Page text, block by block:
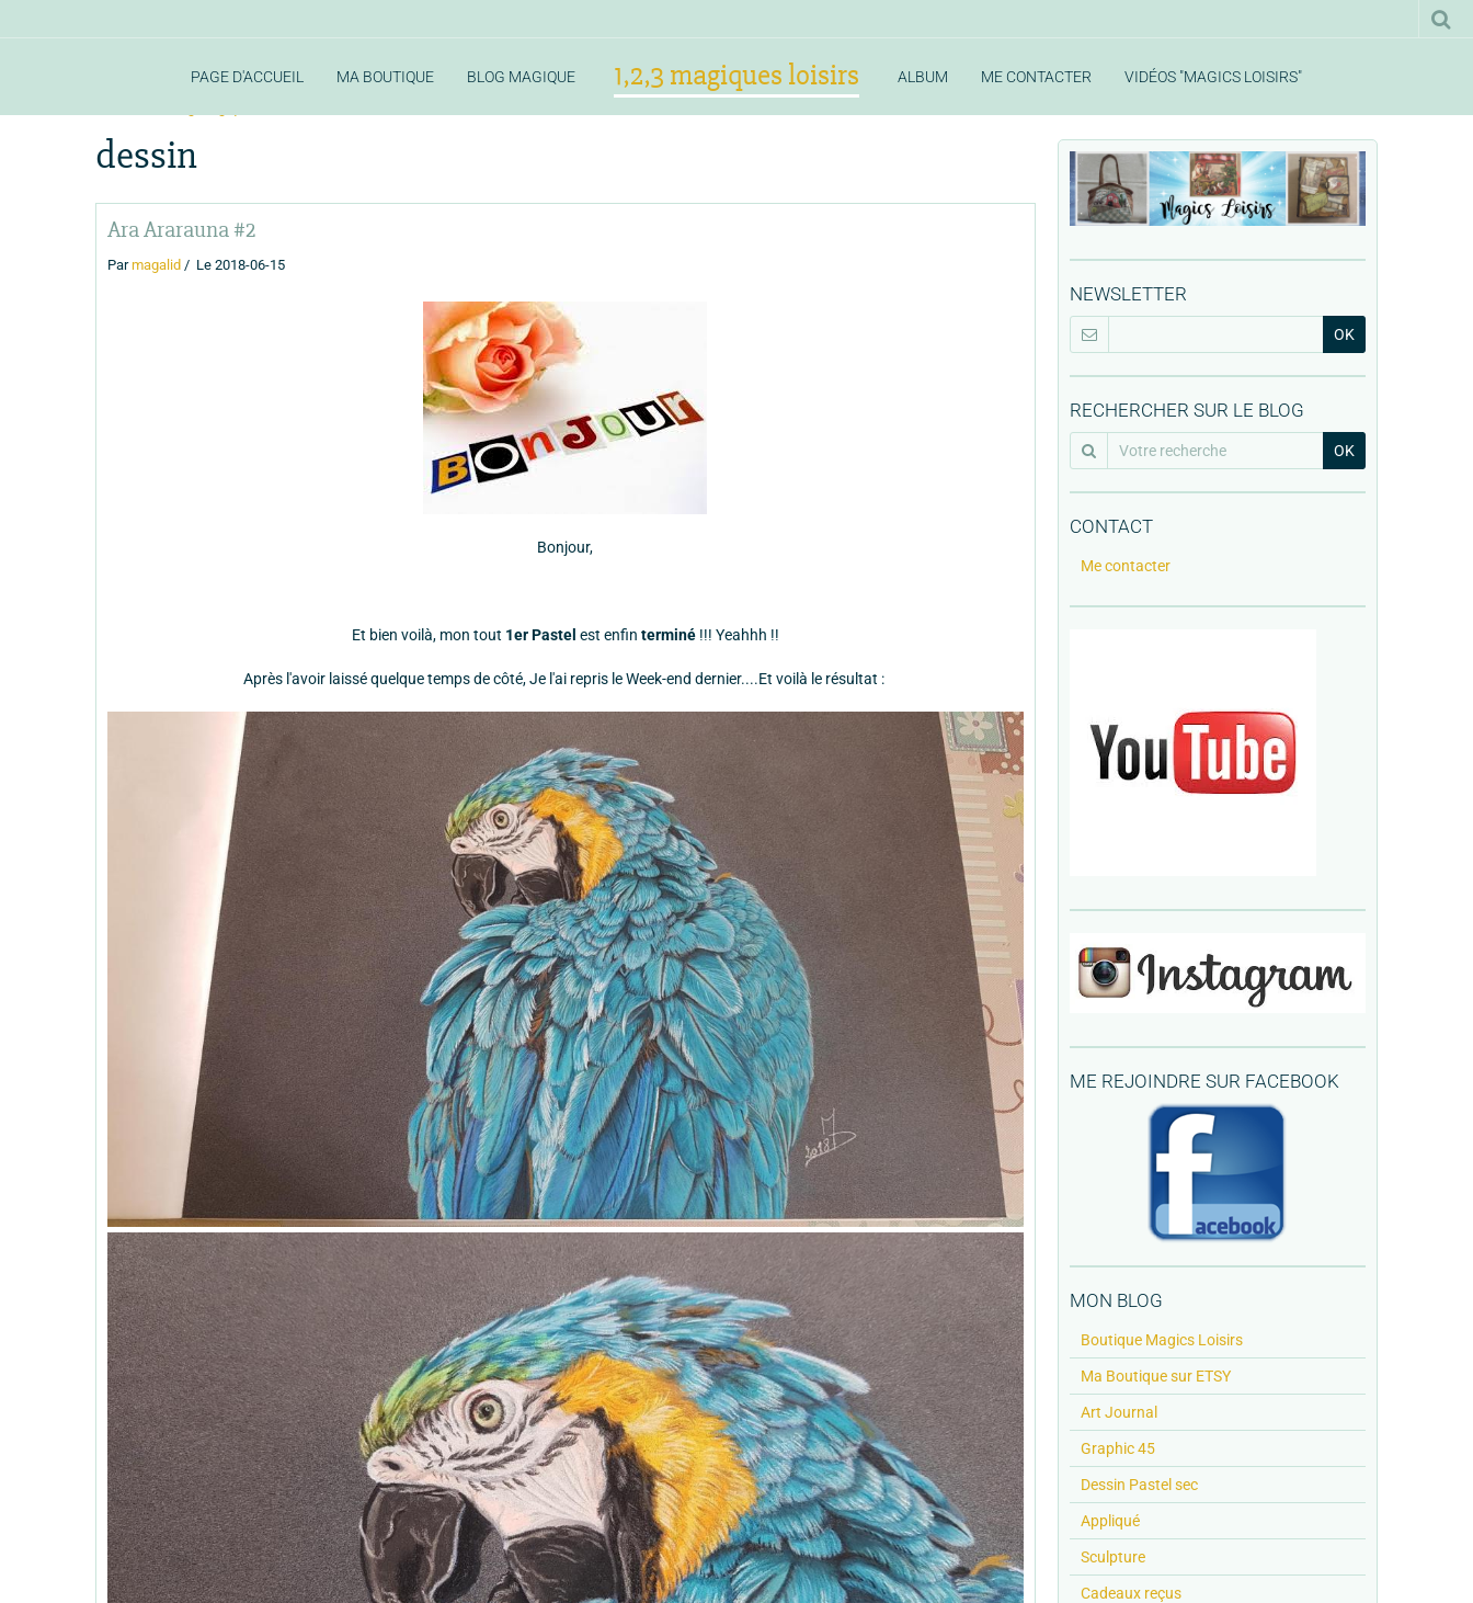
PAGE D'ACCUEIL MA BOUTIQUE BLOG MAGIQUE 1,2,3 magiques loisirs ALBUM ME CONTACTER VIDÉOS "MAGICS LOISIRS"
dessin
Ara Ararauna #2
Parmagalid Le 2018-06-15
Bonjour,
Et bien voilà, mon tout 1er Pastel est enfin terminé!!! Yeahhh !!
Après l'avoir laissé quelque temps de côté, Je l'ai repris le Week-end dernier....Et voilà le résultat :
NEWSLETTER
OK
RECHERCHER SUR LE BLOG
OK
CONTACT
Me contacter
ME REJOINDRE SUR FACEBOOK
MON BLOG
Boutique Magics Loisirs
Ma Boutique sur ETSY
Art Journal
Graphic 45
Dessin Pastel sec
Appliqué
Sculpture
Cadeaux reçus